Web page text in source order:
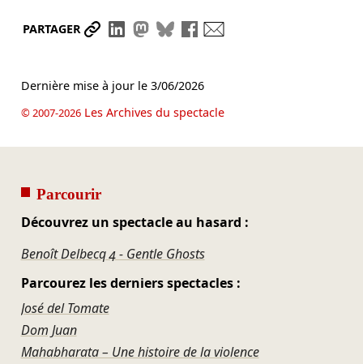
PARTAGER Partager le lien
Partager sur LinkedIn
Partager sur Mastodon
Partager sur Bluesky
Partager sur Facebook
Dernière mise à jour le 3/06/2026
© 2007-2026Les Archives du spectacle
Parcourir
Découvrez un spectacle au hasard :
Benoît Delbecq 4 - Gentle Ghosts
Parcourez les derniers spectacles :
José del Tomate
Dom Juan
Mahabharata – Une histoire de la violence